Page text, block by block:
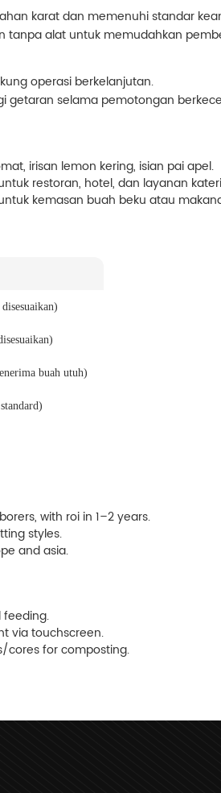
karat dan memenuhi standar
alat untuk memudahkan
operasi berkelanjutan.
getaran selama pemotongan
irisan lemon kering, isian pai apel.
restoran, hotel, dan layanan
kemasan buah beku atau
buah utuh)
with roi in 1–2 years.
styles.
and asia.
via touchscreen.
cores for composting.